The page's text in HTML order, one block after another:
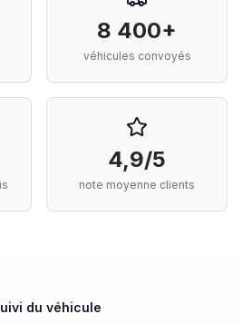
8 400+
véhicules convoyés
4,9/5
note moyenne clients
du véhicule